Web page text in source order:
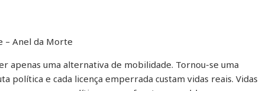
– Anel da Morte
apenas uma alternativa de mobilidade. Tornou-se uma
política e cada licença emperrada custam vidas reais. Vidas